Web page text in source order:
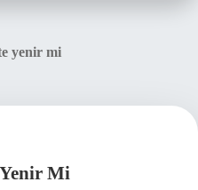
yenir mi
Mi